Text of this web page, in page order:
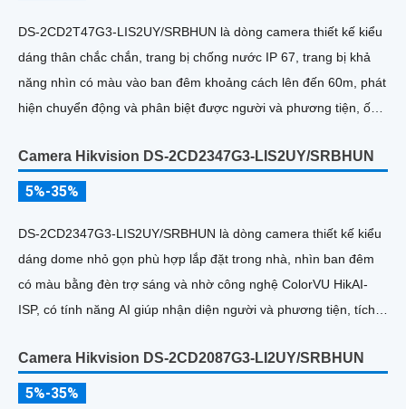
DS-2CD2T47G3-LIS2UY/SRBHUN là dòng camera thiết kế kiểu
dáng thân chắc chắn, trang bị chống nước IP 67, trang bị khả
năng nhìn có màu vào ban đêm khoảng cách lên đến 60m, phát
hiện chuyển động và phân biệt được người và phương tiện, ống
Camera Hikvision DS-2CD2347G3-LIS2UY/SRBHUN
5%-35%
DS-2CD2347G3-LIS2UY/SRBHUN là dòng camera thiết kế kiểu
dáng dome nhỏ gọn phù hợp lắp đặt trong nhà, nhìn ban đêm
có màu bằng đèn trợ sáng và nhờ công nghệ ColorVU HikAI-
ISP, có tính năng AI giúp nhận diện người và phương tiện, tích
Camera Hikvision DS-2CD2087G3-LI2UY/SRBHUN
5%-35%